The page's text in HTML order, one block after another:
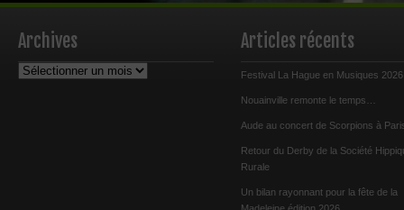
Archives
Archives
Articles récents
Festival La Hague en Musiques 2026
Nouainville remonte le temps…
Aude au concert de Scorpions à
Retour du Derby de la Société
Rurale
Un bilan rayonnant pour la fête de la